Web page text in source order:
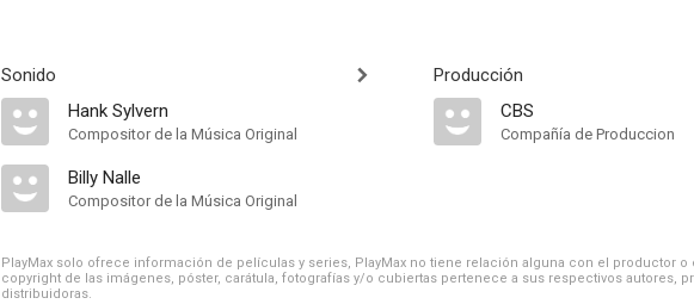
Sonido
Hank Sylvern
Compositor de la Música Original
Billy Nalle
Compositor de la Música Original
Producción
CBS
Compañía de Produccion
PlayMax solo ofrece información de películas y series, PlayMax no tiene relación alguna con el productor o
copyright de las imágenes, póster, carátula, fotografías y/o cubiertas pertenece a sus respectivos autores,
distribuidoras.